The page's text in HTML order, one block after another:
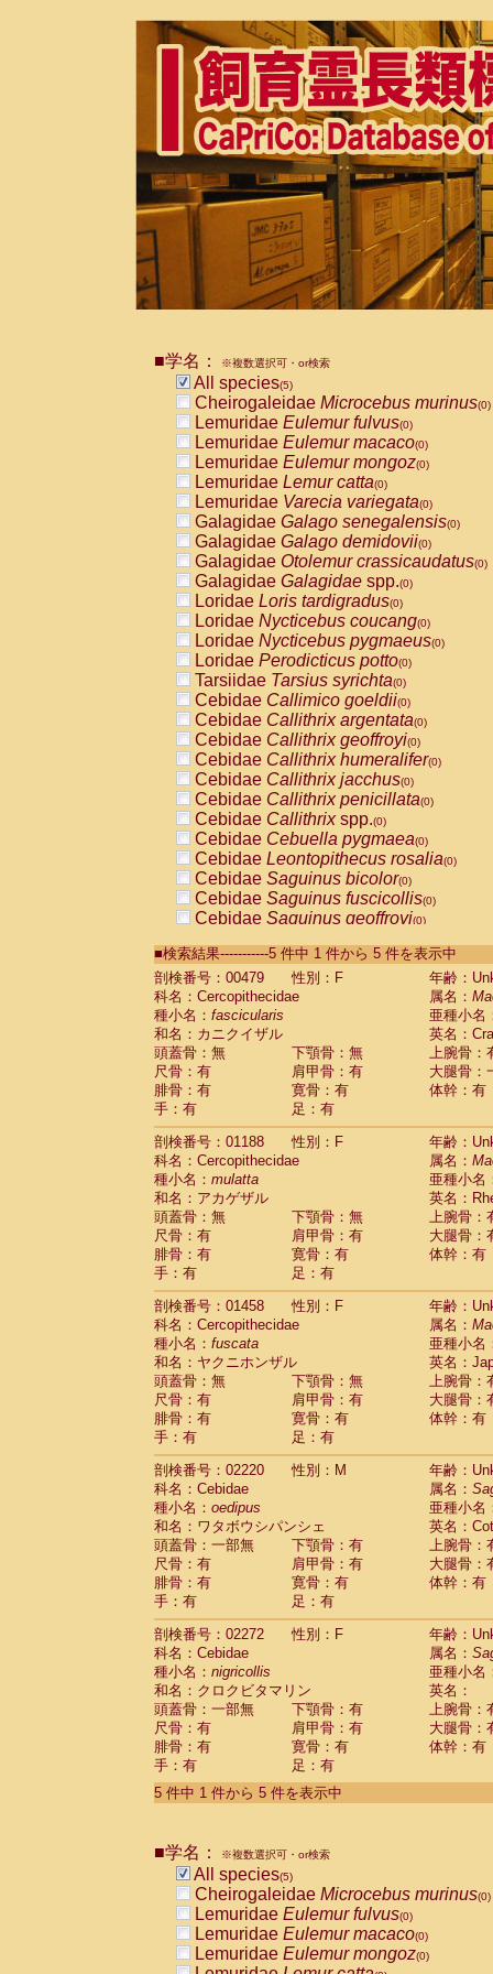
■学名： ※複数選択可・or検索
All species(5)
Cheirogaleidae Microcebus murinus(0)
Lemuridae Eulemur fulvus(0)
Lemuridae Eulemur macaco(0)
Lemuridae Eulemur mongoz(0)
Lemuridae Lemur catta(0)
Lemuridae Varecia variegata(0)
Galagidae Galago senegalensis(0)
Galagidae Galago demidovii(0)
Galagidae Otolemur crassicaudatus(0)
Galagidae Galagidae spp.(0)
Loridae Loris tardigradus(0)
Loridae Nycticebus coucang(0)
Loridae Nycticebus pygmaeus(0)
Loridae Perodicticus potto(0)
Tarsiidae Tarsius syrichta(0)
Cebidae Callimico goeldii(0)
Cebidae Callithrix argentata(0)
Cebidae Callithrix geoffroyi(0)
Cebidae Callithrix humeralifer(0)
Cebidae Callithrix jacchus(0)
Cebidae Callithrix penicillata(0)
Cebidae Callithrixspp.(0)
Cebidae Cebuella pygmaea(0)
Cebidae Leontopithecus rosalia(0)
Cebidae Saguinus bicolor(0)
Cebidae Saguinus fuscicollis(0)
Cebidae Saguinus geoffroyi(0)
CebidaeSaguinus labiatus(0)
Cebidae Saguinus leucopus (0)
CebidaeSaguinus midas
CebidaeSaguinus mystax
CebidaeSaguinus nigricollis (1)
Cebidae Saguinus oedipus
Cebidae Saguinus weddelli
Cebidae Saguinusspp.
Cebidae Aotus trivirgatus
Cebidae Cebus albifrons
CebidaeCebus apella
Cebidae
CebidaeCebus nigrivittatus
Cebidae Cebusspp.(0)
Cebidae Saimiri boliviensis
Cebidae Saimiri sciureus
Atelidae Alouatta caraya
AtelidaeAlouatta fusca
AtelidaeAlouatta seniculus
AtelidaeAlouatta
Atelidae Ateles belzebuth
Atelidae Ateles geoffroyi
Atelidae Ateles paniscus
Atelidae Atelesspp.
Atelidae Lagothrix lagothricha
AtelidaeLagothrix lagothricha cana(0)
Pitheciidae
Cacajao calvus
Pitheciidae
Callicebus cupreus(0)
Pitheciidae Callicebus donacophilus(0)
PitheciidaeCallicebus moloch(0)
Pitheciidae Callicebus torquatus(0)
Pitheciidae Callicebus
Pitheciidae Chiropotes satanas
Pitheciidae Pithecia monachus
Pitheciidae Pithecia pithecia (0)
Cercopithecidae Cercocebus agilis (0)
Cercopithecidae
Cercocebus
Cercopithecidae
Cercocebus
CercopithecidaeCercocebus
CercopithecidaeCercocebus
CercopithecidaeCercocebus hybrid(0)
CercopithecidaeCercocebus
CercopithecidaeLophocebus
CercopithecidaePapio hamadryas
Cercopithecidae
CercopithecidaePapiospp. (0)
CercopithecidaeMandrillus
CercopithecidaeMandrillus sphinx
CercopithecidaeTheropithecus
CercopithecidaeMacaca arctoides
■検索結果-----------5 件中 1 件から 5 件を表示中
剖検番号：00479
性別：F
年齢：
科名：Cercopithecidae
属名：
種小名： fascicularis
亜種小名
和名：カニクイザル
英名：
頭蓋骨：無
下顎骨：無
上腕骨：
尺骨：有
肩甲骨：有
大腿骨：
腓骨：有
寛骨：有
体幹：有
手：有
足：有
剖検番号：01188
性別：F
年齢：
科名：Cercopithecidae
属名：
種小名： mulatta
亜種小名
和名：アカゲザル
英名：
頭蓋骨：無
下顎骨：無
上腕骨：
尺骨：有
肩甲骨：有
大腿骨：
腓骨：有
寛骨：有
体幹：有
手：有
足：有
剖検番号：01458
性別：F
年齢：
科名：Cercopithecidae
属名：
種小名： fuscata
亜種小名
和名：ヤクニホンザル
英名：
頭蓋骨：無
下顎骨：無
上腕骨：
尺骨：有
肩甲骨：有
大腿骨：
腓骨：有
寛骨：有
体幹：有
手：有
足：有
剖検番号：02220
性別：M
年齢：
科名：Cebidae
属名：
種小名： oedipus
亜種小名
和名：ワタボウシパンシェ
英名：
頭蓋骨：一部無
下顎骨：有
上腕骨：
尺骨：有
肩甲骨：有
大腿骨：
腓骨：有
寛骨：有
体幹：有
手：有
足：有
剖検番号：02272
性別：F
年齢：
科名：Cebidae
属名：
種小名： nigricollis
亜種小名
和名：クロクビタマリン
英名：
頭蓋骨：一部無
下顎骨：有
上腕骨：
尺骨：有
肩甲骨：有
大腿骨：
腓骨：有
寛骨：有
体幹：有
手：有
足：有
5 件中 1 件から 5 件を表示中
■学名： ※複数選択可・or検索
All species(5)
Cheirogaleidae Microcebus murinus(0)
Lemuridae Eulemur fulvus(0)
Lemuridae Eulemur macaco(0)
Lemuridae Eulemur mongoz(0)